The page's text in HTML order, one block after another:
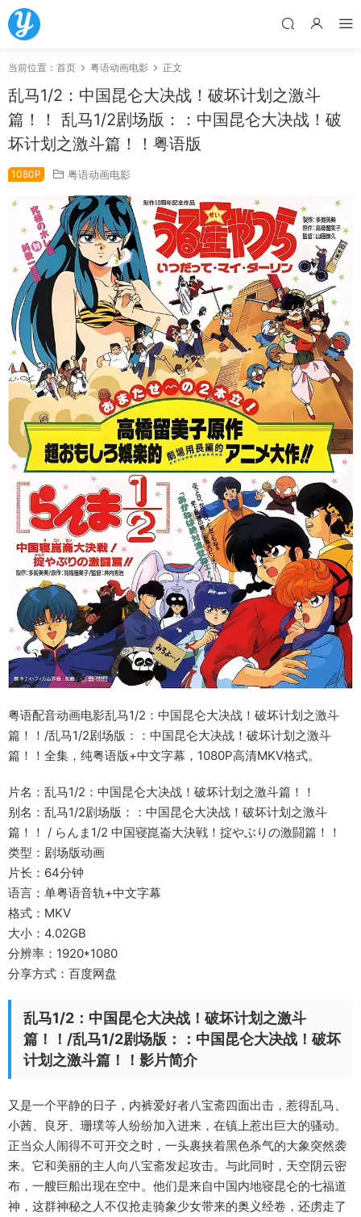
当前位置： 首页 粤语动画电影 正文
乱马1/2：中国昆仑大决战！破坏计划之激斗
篇！！ 乱马1/2剧场版：：中国昆仑大决战！破
坏计划之激斗篇！！粤语版
1080P 粤语动画电影
粤语配音动画电影乱马1/2：中国昆仑大决战！破坏计划之激斗
篇！！/乱马1/2剧场版：：中国昆仑大决战！破坏计划之激斗
篇！！全集，纯粤语版+中文字幕，1080P高清MKV格式。
片名：乱马1/2：中国昆仑大决战！破坏计划之激斗篇！！
别名：乱马1/2剧场版：：中国昆仑大决战！破坏计划之激斗
篇！！ / らんま1/2 中国寝崑崙大決戦！掟やぶりの激闘篇！！
类型：剧场版动画
片长：64分钟
语言：单粤语音轨+中文字幕
格式：MKV
大小：4.02GB
分辨率：1920*1080
分享方式：百度网盘
乱马1/2：中国昆仑大决战！破坏计划之激斗
篇！！/乱马1/2剧场版：：中国昆仑大决战！破坏
计划之激斗篇！！影片简介
又是一个平静的日子，内裤爱好者八宝斋四面出击，惹得乱马、
小茜、良牙、珊璞等人纷纷加入进来，在镇上惹出巨大的骚动。
正当众人闹得不可开交之时，一头裹挟着黑色杀气的大象突然袭
来。它和美丽的主人向八宝斋发起攻击。与此同时，天空阴云密
布，一艘巨船出现在空中。他们是来自中国内地寝昆仑的七福道
神，这群神秘之人不仅抢走骑象少女带来的奥义经卷，还虏走了